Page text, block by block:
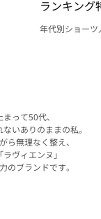
年代別ショー
って50代、
いありのままの私。
ら無理なく整え、
ヴィエンヌ」
のブランドです。